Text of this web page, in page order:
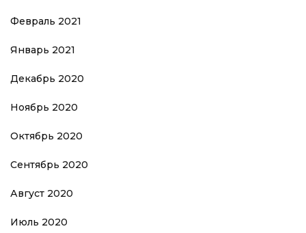
Февраль 2021
Январь 2021
Декабрь 2020
Ноябрь 2020
Октябрь 2020
Сентябрь 2020
Август 2020
Июль 2020